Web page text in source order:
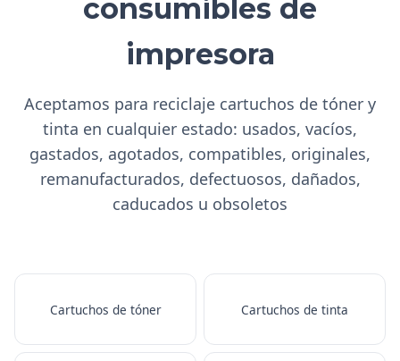
consumibles de
impresora
Aceptamos para reciclaje cartuchos de tóner y
tinta en cualquier estado: usados, vacíos,
gastados, agotados, compatibles, originales,
remanufacturados, defectuosos, dañados,
caducados u obsoletos
Cartuchos de tóner Cartuchos de tinta